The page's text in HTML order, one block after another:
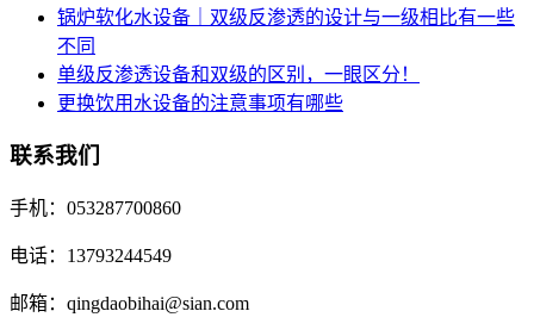
锅炉软化水设备｜双级反渗透的设计与一级相比有一些
不同
单级反渗透设备和双级的区别，一眼区分！
更换饮用水设备的注意事项有哪些
联系我们
手机：053287700860
电话：13793244549
邮箱：qingdaobihai@sian.com